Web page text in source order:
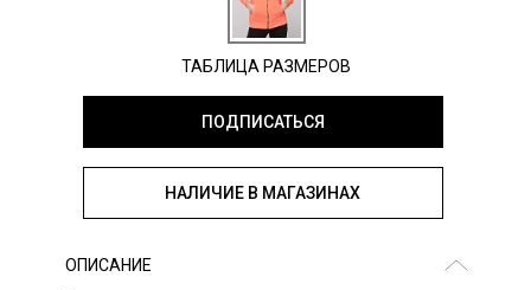
ТАБЛИЦА РАЗМЕРОВ
ПОДПИСАТЬСЯ
НАЛИЧИЕ В МАГАЗИНАХ
ОПИСАНИЕ